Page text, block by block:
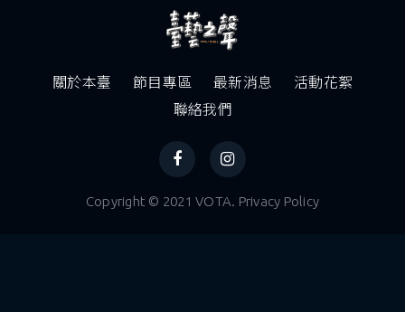
關於本臺 節目專區 最新消息
活動花絮
聯絡我們
Copyright © 2021 VOTA. Privacy Policy